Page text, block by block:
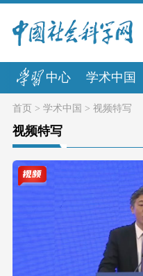
中心 学术中国
首页> 学术中国 > 视频特写
视频特写